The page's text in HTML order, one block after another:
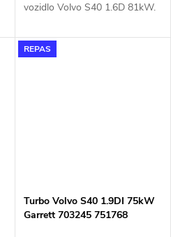
vozidlo Volvo S40 1.6D 81kW.
REPAS
Turbo Volvo S40 1.9DI 75kW
Garrett 703245 751768